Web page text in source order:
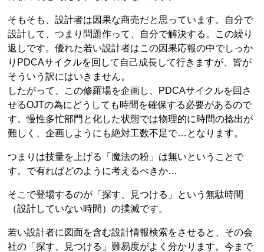
そもそも、設計者は因果な商売だと思っています。自分で
設計して、つまり問題作って、自分で解決する。この繰り
返しです。優れた若い設計者はこの因果応報の中でしっか
りPDCAサイクルを回して自己成長して行きますが、皆が
そういう訳にはいきません。
したがって、この修羅場を企画し、PDCAサイクルを回さ
せるOJTの為にどうしても時間を確保する必要があるので
す。慢性多忙部門と化した状態では物理的に時間の捻出が
難しく、企画しようにも絶対工数不足で…となります。
つまりは技量を上げる「魔法の粉」は無いということで
す。で有ればどのように考えるべきか…
そこで登場するのが「探す、見つける」という無駄時間
（設計していない時間）の撲滅です。
若い設計者に図面を含む設計情報検索をさせると、その会
社の「探す、見つける」難易度がよく分かります。今まで